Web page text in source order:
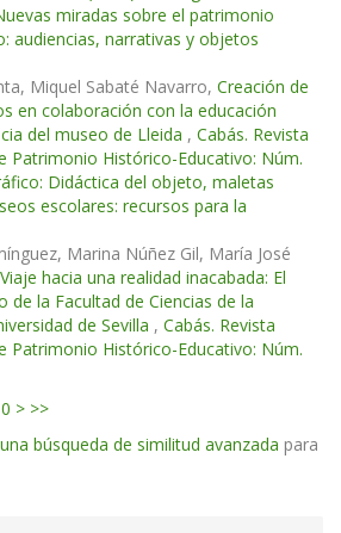
miradas sobre el patrimonio
audiencias, narrativas y objetos
Miquel Sabaté Navarro, Creación de
en colaboración con la educación
del museo de Lleida , Cabás. Revista
Patrimonio Histórico-Educativo: Núm.
Didáctica del objeto, maletas
escolares: recursos para la
Marina Núñez Gil, María José
Viaje hacia una realidad inacabada: El
de la Facultad de Ciencias de la
de Sevilla , Cabás. Revista
Patrimonio Histórico-Educativo: Núm.
> >>
búsqueda de similitud avanzada para